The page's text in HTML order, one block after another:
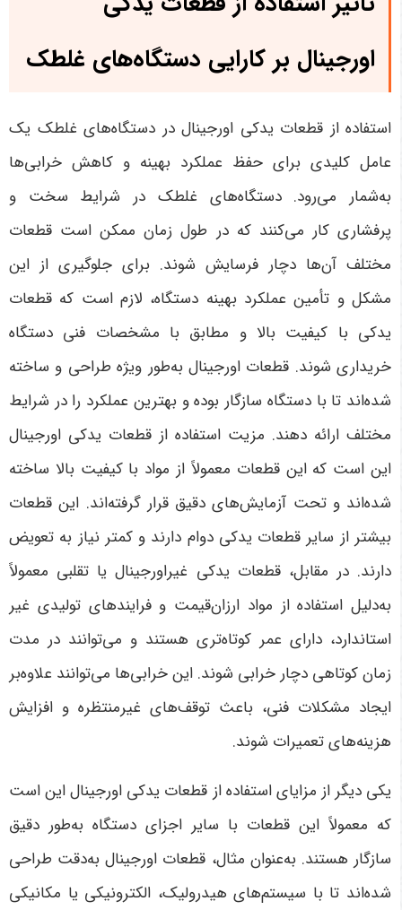
اورجینال بر کارایی دستگاه‌های غلطک
استفاده از قطعات یدکی اورجینال در دستگاه‌های غلطک یک
عامل کلیدی برای حفظ عملکرد بهینه و کاهش خرابی‌ها
به‌شمار می‌رود. دستگاه‌های غلطک در شرایط سخت و
پرفشاری کار می‌کنند که در طول زمان ممکن است قطعات
مختلف آن‌ها دچار فرسایش شوند. برای جلوگیری از این
مشکل و تأمین عملکرد بهینه دستگاه، لازم است که قطعات
یدکی با کیفیت بالا و مطابق با مشخصات فنی دستگاه
خریداری شوند. قطعات اورجینال به‌طور ویژه طراحی و ساخته
شده‌اند تا با دستگاه سازگار بوده و بهترین عملکرد را در شرایط
مختلف ارائه دهند. مزیت استفاده از قطعات یدکی اورجینال
این است که این قطعات معمولاً از مواد با کیفیت بالا ساخته
شده‌اند و تحت آزمایش‌های دقیق قرار گرفته‌اند. این قطعات
بیشتر از سایر قطعات یدکی دوام دارند و کمتر نیاز به تعویض
دارند. در مقابل، قطعات یدکی غیراورجینال یا تقلبی معمولاً
به‌دلیل استفاده از مواد ارزان‌قیمت و فرایندهای تولیدی غیر
استاندارد، دارای عمر کوتاه‌تری هستند و می‌توانند در مدت
زمان کوتاهی دچار خرابی شوند. این خرابی‌ها می‌توانند علاوه‌بر
ایجاد مشکلات فنی، باعث توقف‌های غیرمنتظره و افزایش
هزینه‌های تعمیرات شوند.
یکی دیگر از مزایای استفاده از قطعات یدکی اورجینال این است
که معمولاً این قطعات با سایر اجزای دستگاه به‌طور دقیق
سازگار هستند. به‌عنوان مثال، قطعات اورجینال به‌دقت طراحی
شده‌اند تا با سیستم‌های هیدرولیک، الکترونیکی یا مکانیکی